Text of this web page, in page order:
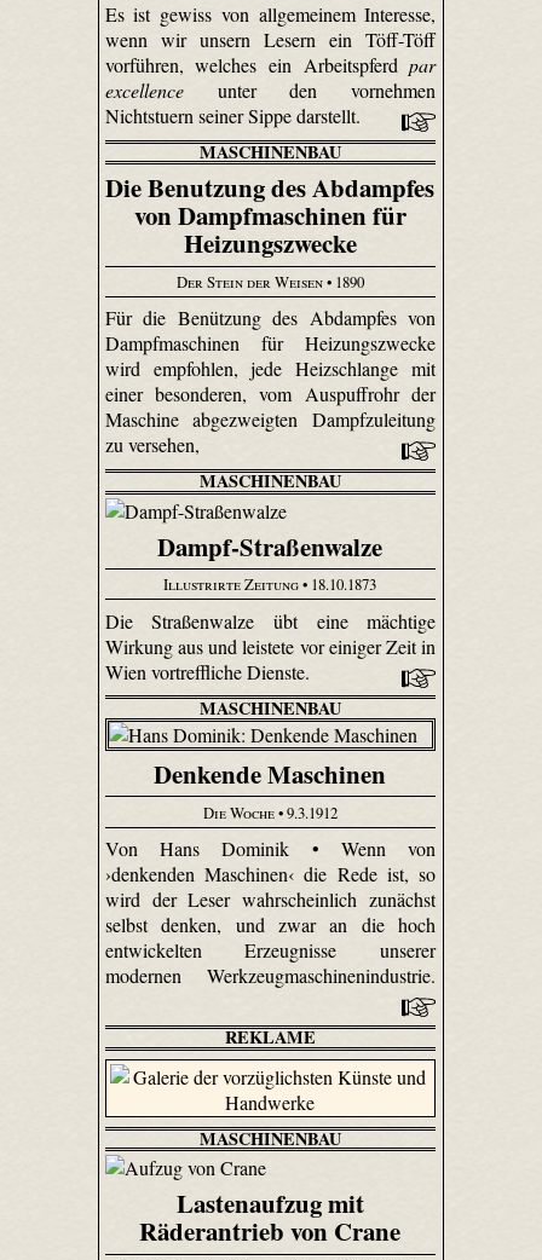
Es ist gewiss von allgemeinem Interesse,
wenn wir unsern Lesern ein Töff-Töff
vorführen, welches ein Arbeitspferdpar
excellenceunter den vornehmen
Nichtstuern seiner Sippe darstellt.
MASCHINENBAU
Die Benutzung des Abdampfes
von Dampfmaschinen für
Heizungszwecke
Der Stein der Weisen• 1890
Für die Benützung des Abdampfes von
Dampfmaschinen für Heizungszwecke
wird empfohlen, jede Heizschlange mit
einer besonderen, vom Auspuffrohr der
Maschine abgezweigten Dampfzuleitung
zu versehen,
MASCHINENBAU
Dampf-Straßenwalze
Illustrirte Zeitung• 18.10.1873
Die Straßenwalze übt eine mächtige
Wirkung aus und leistete vor einiger Zeit in
Wien vortreffliche Dienste.
MASCHINENBAU
Denkende Maschinen
Die Woche• 9.3.1912
Von Hans Dominik • Wenn von
›denkenden Maschinen‹ die Rede ist, so
wird der Leser wahrscheinlich zunächst
selbst denken, und zwar an die hoch
entwickelten Erzeugnisse unserer
modernen Werkzeugmaschinenindustrie.
REKLAME
MASCHINENBAU
Lastenaufzug mit
Räderantrieb von Crane